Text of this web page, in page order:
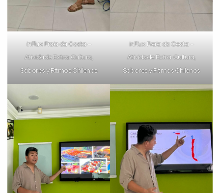
inFlux Praia da Costa –
Atividade Extra: Cultura,
Sabores y Ritmos Chilenos
inFlux Praia da Costa –
Atividade Extra: Cultura,
Sabores y Ritmos Chilenos